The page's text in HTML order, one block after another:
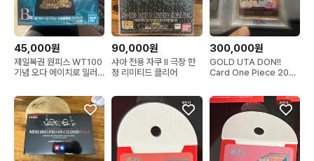
45,000원
제일복권 원피스 WT100
기념 오다 에이치로 일러
90,000원
샤아 전용 자쿠 II 극장 한
정 리미티드 클리어
300,000원
GOLD UTA DON!!
Card One Piece 2024